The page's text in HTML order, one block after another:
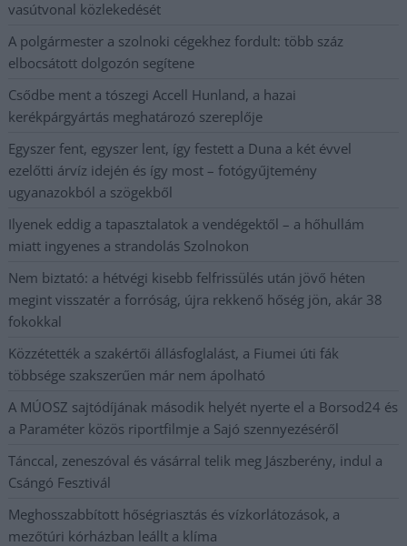
vasútvonal közlekedését
A polgármester a szolnoki cégekhez fordult: több száz
elbocsátott dolgozón segítene
Csődbe ment a tószegi Accell Hunland, a hazai
kerékpárgyártás meghatározó szereplője
Egyszer fent, egyszer lent, így festett a Duna a két évvel
ezelőtti árvíz idején és így most – fotógyűjtemény
ugyanazokból a szögekből
Ilyenek eddig a tapasztalatok a vendégektől – a hőhullám
miatt ingyenes a strandolás Szolnokon
Nem biztató: a hétvégi kisebb felfrissülés után jövő héten
megint visszatér a forróság, újra rekkenő hőség jön, akár 38
fokokkal
Közzétették a szakértői állásfoglalást, a Fiumei úti fák
többsége szakszerűen már nem ápolható
A MÚOSZ sajtódíjának második helyét nyerte el a Borsod24 és
a Paraméter közös riportfilmje a Sajó szennyezéséről
Tánccal, zeneszóval és vásárral telik meg Jászberény, indul a
Csángó Fesztivál
Meghosszabbított hőségriasztás és vízkorlátozások, a
mezőtúri kórházban leállt a klíma